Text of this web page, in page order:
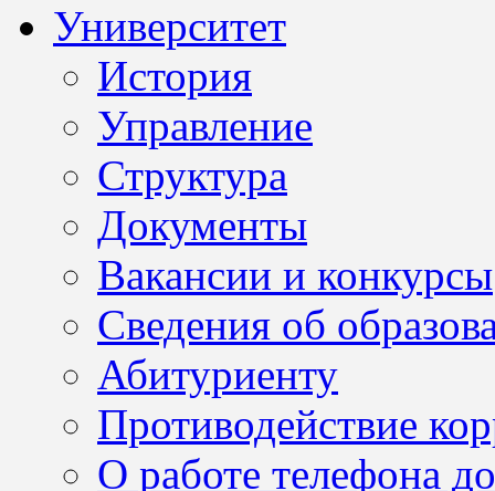
Университет
История
Управление
Структура
Документы
Вакансии и конкурсы
Сведения об
Абитуриенту
Противодействие
О работе телефона